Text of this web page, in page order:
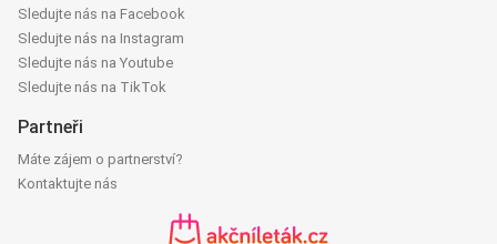
Sledujte nás na Facebook
Sledujte nás na Instagram
Sledujte nás na Youtube
Sledujte nás na TikTok
Partneři
Máte zájem o partnerství?
Kontaktujte nás